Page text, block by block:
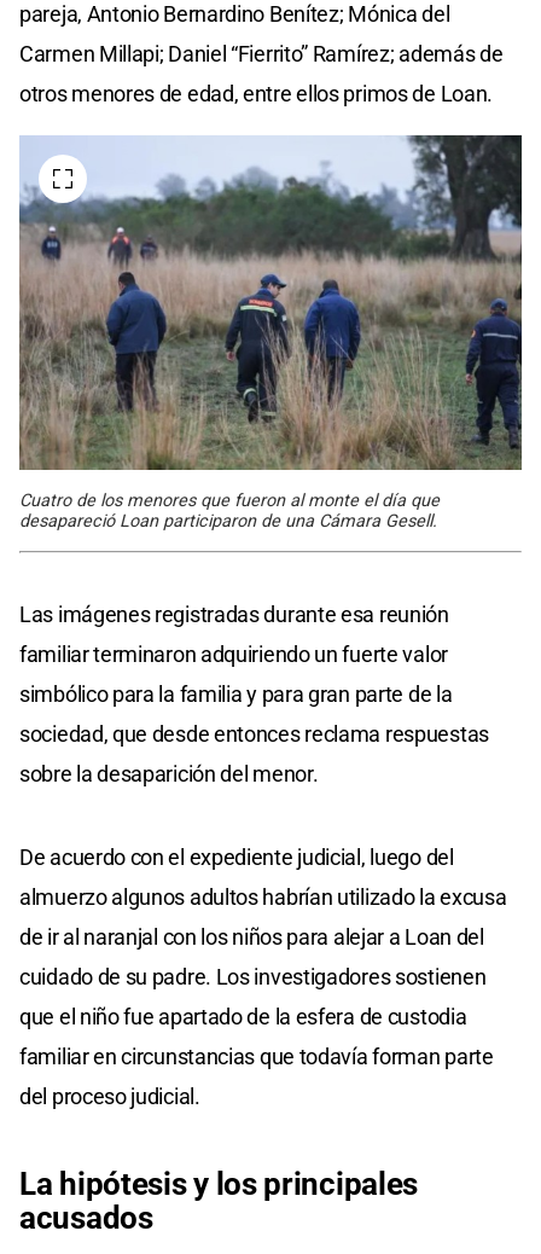
pareja, Antonio Bernardino Benítez; Mónica del
Carmen Millapi; Daniel “Fierrito” Ramírez; además de
otros menores de edad, entre ellos primos de Loan.
Cuatro de los menores que fueron al monte el día que
desapareció Loan participaron de una Cámara Gesell.
Las imágenes registradas durante esa reunión
familiar terminaron adquiriendo un fuerte valor
simbólico para la familia y para gran parte de la
sociedad, que desde entonces reclama respuestas
sobre la desaparición del menor.
De acuerdo con el expediente judicial, luego del
almuerzo algunos adultos habrían utilizado la excusa
de ir al naranjal con los niños para alejar a Loan del
cuidado de su padre. Los investigadores sostienen
que el niño fue apartado de la esfera de custodia
familiar en circunstancias que todavía forman parte
del proceso judicial.
La hipótesisy los principales
acusados